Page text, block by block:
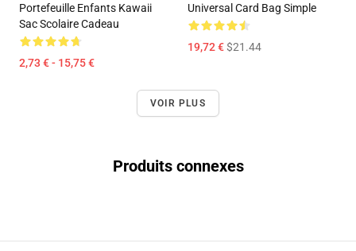
Portefeuille Enfants Kawaii
Sac Scolaire Cadeau
2,73 € - 15,75 €
Universal Card Bag Simple
19,72 €$21.44
VOIR PLUS
Produits connexes